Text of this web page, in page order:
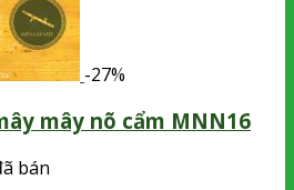
-27%
mây nõ cẩm MNN16
bán